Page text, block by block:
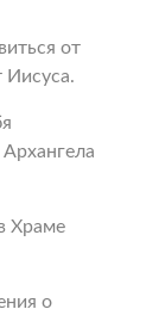
от
Иисуса.
Храме
о